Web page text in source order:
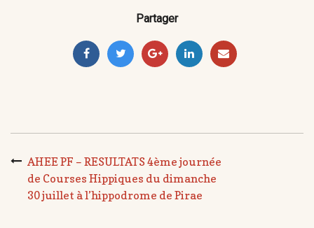
Partager
AHEE PF – RESULTATS 4ème journée
de Courses Hippiques du dimanche
30 juillet à l’hippodrome de Pirae